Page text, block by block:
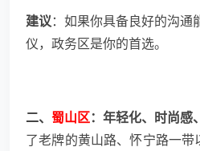
建议：如果你具备良好的沟通
仪，政务区是你的首选。
二、 蜀山区：年轻化、时尚感
了老牌的黄山路、怀宁路一带